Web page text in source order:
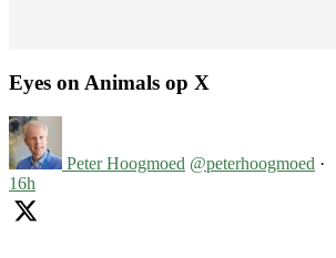
Eyes on Animals op X
Peter Hoogmoed @peterhoogmoed ·
16h